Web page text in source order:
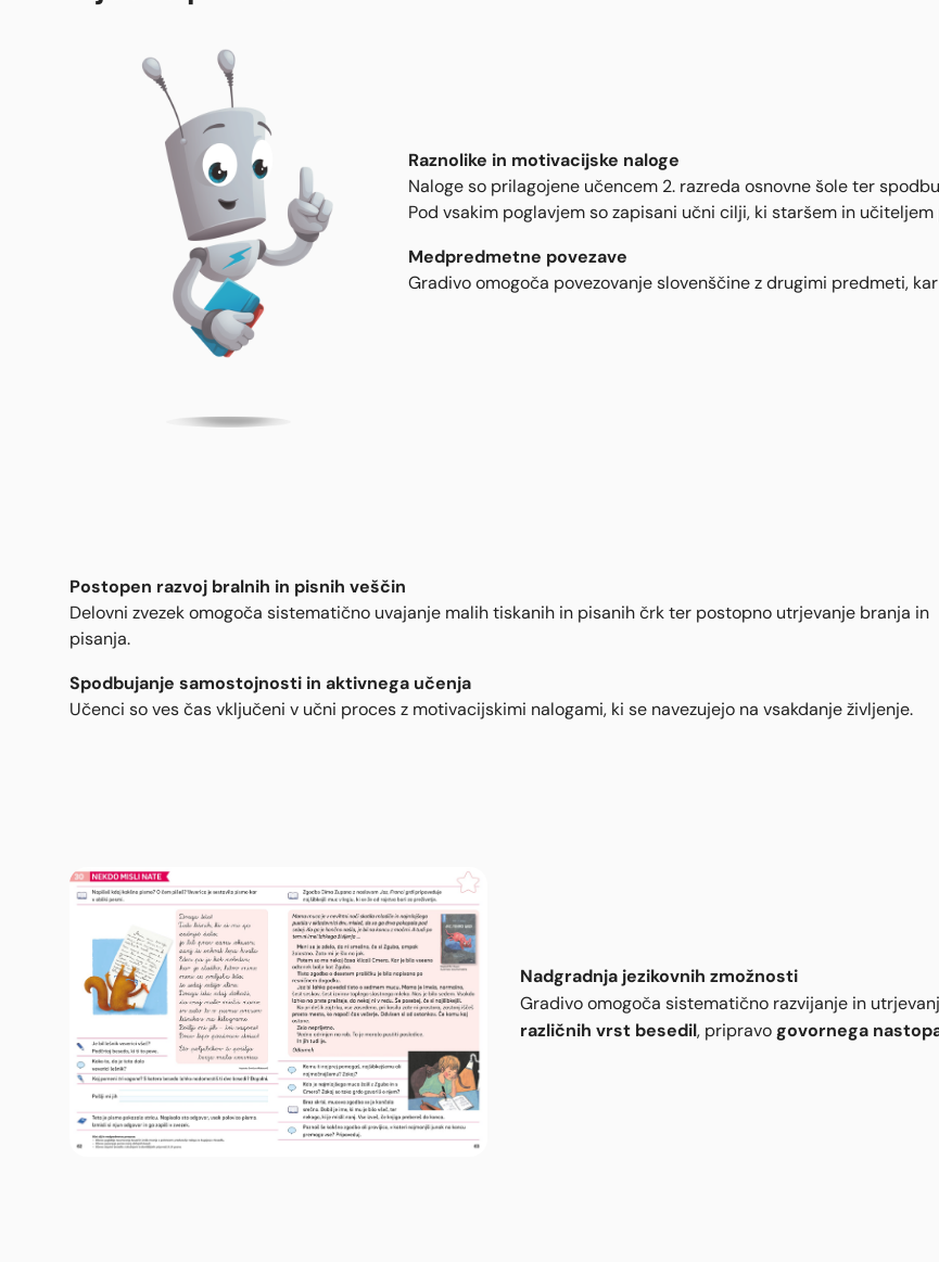
Raznolike in motivacijske naloge
Naloge so prilagojene učencem 2. razreda osnovne šole ter
Pod vsakim poglavjem so zapisani učni cilji, ki staršem in
Medpredmetne povezave
Gradivo omogoča povezovanje slovenščine z drugimi predmeti,
Postopen razvoj bralnih in pisnih veščin
Delovni zvezek omogoča sistematično uvajanje malih tiskanih in pisanih črk ter postopno utrjevanje branja in
pisanja.
Spodbujanje samostojnosti in aktivnega učenja
Učenci so ves čas vključeni v učni proces z motivacijskimi nalogami, ki se navezujejo na vsakdanje življenje.
Nadgradnja jezikovnih zmožnosti
Gradivo omogoča sistematično razvijanje in
različnih vrst besedil, pripravogovornega